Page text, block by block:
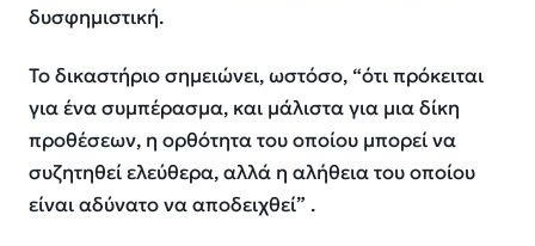
δυσφημιστική.
Το δικαστήριο σημειώνει, ωστόσο, “ότι πρόκειται
για ένα συμπέρασμα, και μάλιστα για μια δίκη
προθέσεων, η ορθότητα του οποίου μπορεί να
συζητηθεί ελεύθερα, αλλά η αλήθεια του οποίου
είναι αδύνατο να αποδειχθεί” .